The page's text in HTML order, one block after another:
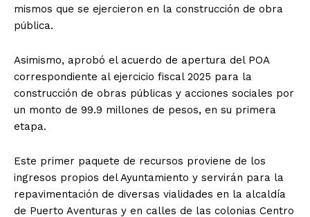
mismos que se ejercieron en la construcción de obra
pública.
Asimismo, aprobó el acuerdo de apertura del POA
correspondiente al ejercicio fiscal 2025 para la
construcción de obras públicas y acciones sociales por
un monto de 99.9 millones de pesos, en su primera
etapa.
Este primer paquete de recursos proviene de los
ingresos propios del Ayuntamiento y servirán para la
repavimentación de diversas vialidades en la alcaldía
de Puerto Aventuras y en calles de las colonias Centro